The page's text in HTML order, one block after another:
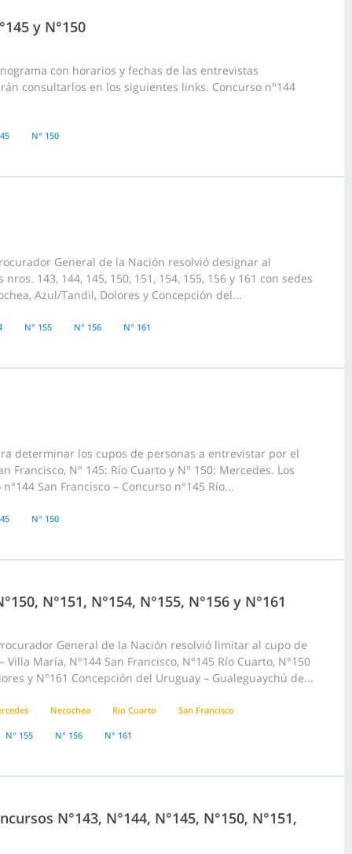
y N°150
con horarios y fechas de las entrevistas
consultarlos en los siguientes links. Concurso n°144
N° 150
General de la Nación resolvió designar al
143, 144, 145, 150, 151, 154, 155, 156 y 161 con sedes
Azul/Tandil, Dolores y Concepción del...
N° 155 N° 156 N° 161
determinar los cupos de personas a entrevistar por el
N° 145: Río Cuarto y N° 150: Mercedes. Los
San Francisco – Concurso n°145 Río...
N° 150
N°151, N°154, N°155, N°156 y N°161
General de la Nación resolvió limitar al cupo de
María, N°144 San Francisco, N°145 Río Cuarto, N°150
y N°161 Concepción del Uruguay – Gualeguaychú de...
Necochea Rio Cuarto San Francisco
N° 155 N° 156 N° 161
N°143, N°144, N°145, N°150, N°151,